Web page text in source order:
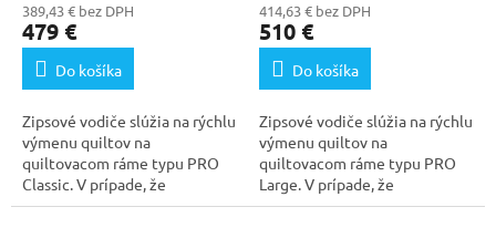
389,43 € bez DPH
479 €
Do košíka
Zipsové vodiče slúžia na rýchlu
výmenu quiltov na
quiltovacom ráme typu PRO
Classic. V prípade, že
potrebujete rýchlo zameniť...
414,63 € bez DPH
510 €
Do košíka
Zipsové vodiče slúžia na rýchlu
výmenu quiltov na
quiltovacom ráme typu PRO
Large. V prípade, že
potrebujete rýchlo zameniť...